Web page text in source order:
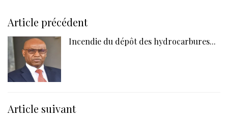
Article précédent
Incendie du dépôt des hydrocarbures...
Article suivant